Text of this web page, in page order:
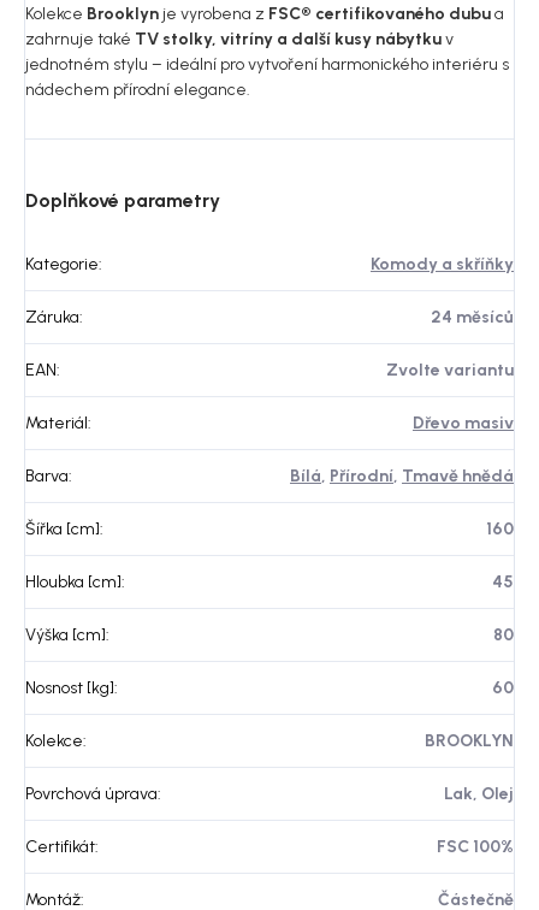
Kolekce Brooklyn je vyrobena z FSC® certifikovaného dubua
zahrnuje také TV stolky, vitríny a další kusy nábytkuv
jednotném stylu – ideální pro vytvoření harmonického interiéru s
nádechem přírodní elegance.
Doplňkové parametry
Kategorie: Komody a skříňky
Záruka: 24 měsíců
EAN: Zvolte variantu
Materiál: Dřevo masiv
Barva: Bílá, Přírodní, Tmavě hnědá
Šířka [cm]: 160
Hloubka [cm]: 45
Výška [cm]: 80
Nosnost [kg]: 60
Kolekce: BROOKLYN
Povrchová úprava: Lak, Olej
Certifikát: FSC 100%
Montáž: Částečně